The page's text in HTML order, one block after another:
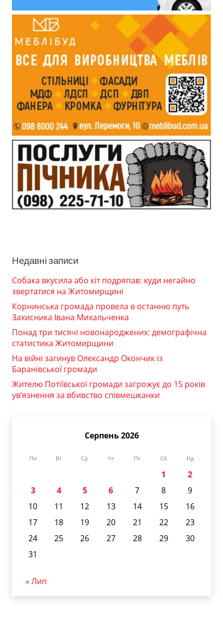
Недавні записи
Собака вкусила або кіт подряпав: куди негайно
звертатися на Житомирщині
Корнинська громада провела в останню путь
Захисника Івана Михальченка
Понад три тисячі новонароджених: демографічна
статистика Житомирщини
На війні загинув Олександр Окончик із
Баранівської громади
Жителю Потіївської громади загрожує до 15 років
ув’язнення за вбивство співмешканки
Серпень 2026
Пн Вт Ср Чт Пт Сб Нд
1
2
3
4 5 6 7 8
9
10
11 12 13 14 15
16
17
18 19 20 21 22
23
24
25 26 27 28 29
30
31
« Лип